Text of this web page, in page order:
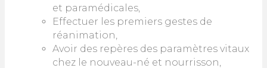
et paramédicales,
Effectuer les premiers gestes de
réanimation,
Avoir des repères des paramètres vitaux
chez le nouveau-né et nourrisson,